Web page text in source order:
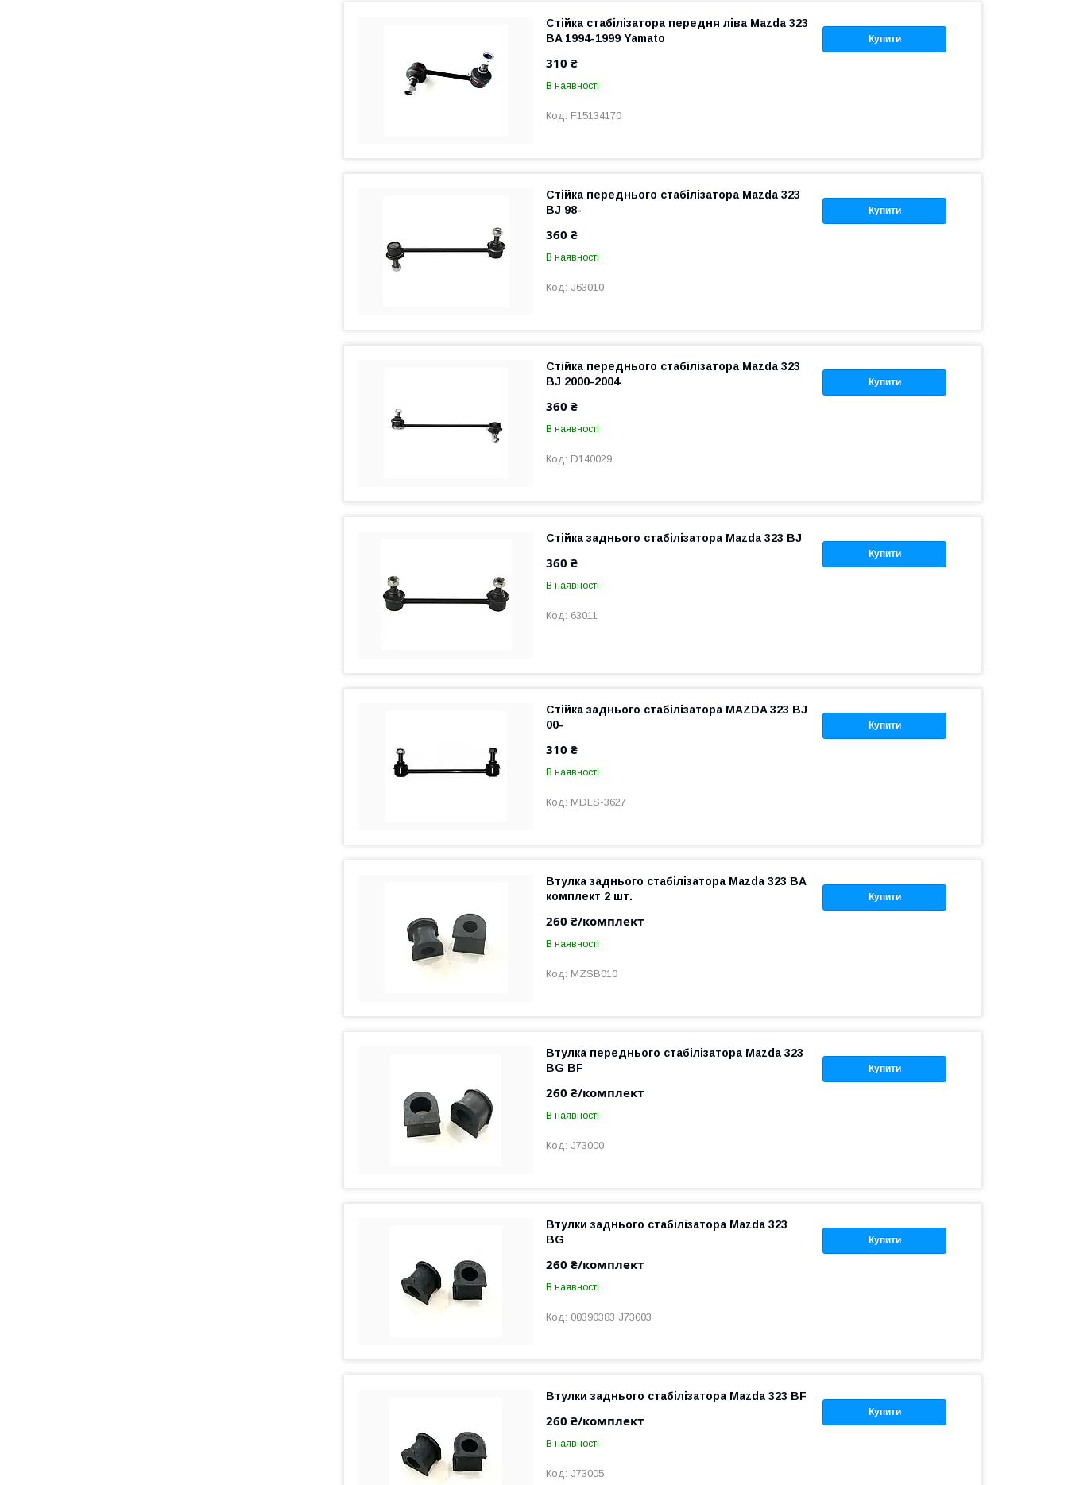
Купити
Стійка стабілізатора передня ліва Mazda 323
BA 1994-1999 Yamato
310 ₴
В наявності
F15134170
Купити
Стійка переднього стабілізатора Mazda 323
BJ 98-
360 ₴
В наявності
J63010
Купити
Стійка переднього стабілізатора Mazda 323
BJ 2000-2004
360 ₴
В наявності
D140029
Купити
Стійка заднього стабілізатора Mazda 323 BJ
360 ₴
В наявності
63011
Купити
Стійка заднього стабілізатора MAZDA 323 BJ
00-
310 ₴
В наявності
MDLS-3627
Купити
Втулка заднього стабілізатора Mazda 323 BA
комплект 2 шт.
260 ₴/комплект
В наявності
MZSB010
Купити
Втулка переднього стабілізатора Mazda 323
BG BF
260 ₴/комплект
В наявності
J73000
Купити
Втулки заднього стабілізатора Mazda 323
BG
260 ₴/комплект
В наявності
00390383 J73003
Купити
Втулки заднього стабілізатора Mazda 323 BF
260 ₴/комплект
В наявності
J73005